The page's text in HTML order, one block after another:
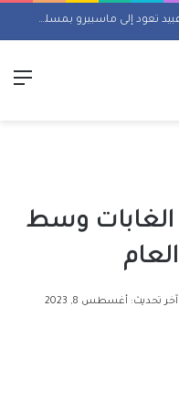
عن رواية لإحسان عبد القدوس .. نبيلة عبيد تعود إلى ماسبيرو بمسلسل إذاعي
الغابات وسط
آخر تحديث: أغسطس 8, 2023